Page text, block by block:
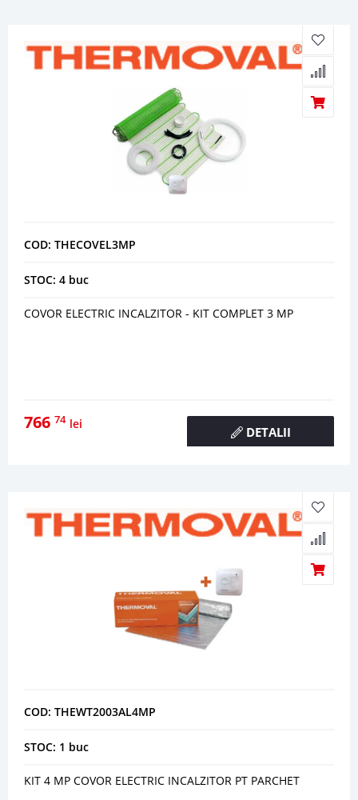
COD: THECOVEL3MP
STOC: 4 buc
COVOR ELECTRIC INCALZITOR - KIT COMPLET 3 MP
766 74 lei
DETALII
COD: THEWT2003AL4MP
STOC: 1 buc
KIT 4 MP COVOR ELECTRIC INCALZITOR PT PARCHET